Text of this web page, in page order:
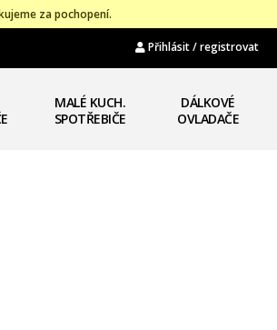
za pochopení.
Přihlásit / registrovat
MALÉ KUCH.
SPOTŘEBIČE
DÁLKOVÉ
OVLADAČE